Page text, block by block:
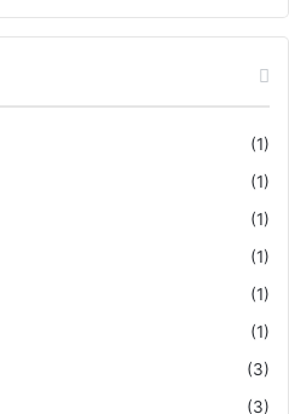
(1)
(1)
(1)
(1)
(1)
(1)
(3)
(3)